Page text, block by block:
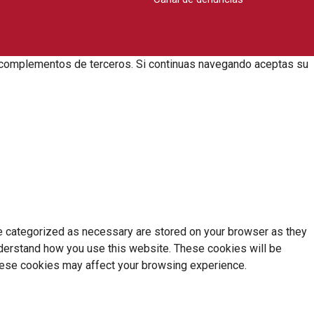
de terceros. Si continuas navegando aceptas su
as necessary are stored on your browser as they
how you use this website. These cookies will be
cookies may affect your browsing experience.